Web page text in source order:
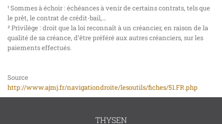
¹ Sommes à échoir : échéances à venir de certains contrats, tels que
le prêt, le contrat de crédit-bail,…
² Privilège : droit que la loi reconnaît à un créancier, en raison de la
qualité de sa créance, d’être préféré aux autres créanciers, sur les
paiements effectués.
Source
http://www.ajmj.fr/navigationdroite/lesoutils/fiches/51.FR.php
THYSEN